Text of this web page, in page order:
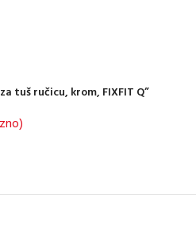
tuš ručicu, krom, FIXFIT Q”